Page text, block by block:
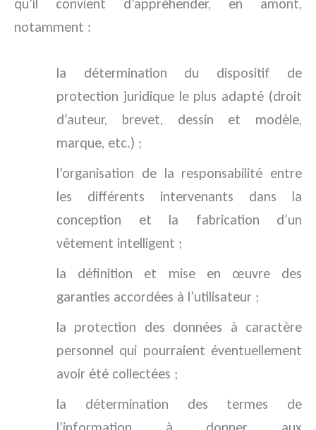
qu’il convient d’appréhender, en amont,
notamment :
la détermination du dispositif de
protection juridique le plus adapté (droit
d’auteur, brevet, dessin et modèle,
marque, etc.) ;
l’organisation de la responsabilité entre
les différents intervenants dans la
conception et la fabrication d’un
vêtement intelligent ;
la définition et mise en œuvre des
garanties accordées à l’utilisateur ;
la protection des données à caractère
personnel qui pourraient éventuellement
avoir été collectées ;
la détermination des termes de